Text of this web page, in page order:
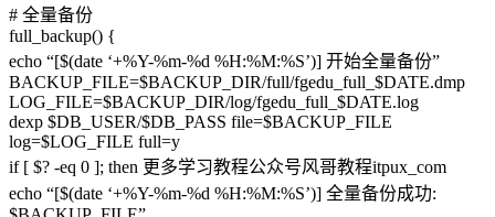
# 全量备份
full_backup() {
echo “[$(date ‘+%Y-%m-%d %H:%M:%S’)] 开始全量备份”
BACKUP_FILE=$BACKUP_DIR/full/fgedu_full_$DATE.dmp
LOG_FILE=$BACKUP_DIR/log/fgedu_full_$DATE.log
dexp $DB_USER/$DB_PASS file=$BACKUP_FILE
log=$LOG_FILE full=y
if [ $? -eq 0 ]; then 更多学习教程公众号风哥教程itpux_com
echo “[$(date ‘+%Y-%m-%d %H:%M:%S’)] 全量备份成功: